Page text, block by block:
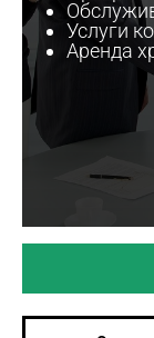
Услуги
Аренда